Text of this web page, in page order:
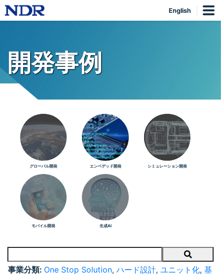
English
開発事例
グローバル開発 エンベデッド開発 シミュレーション開発
モバイル開発 生成AI
Search
事業分類: One Stop Solution, ハード設計, ユニット化, 基